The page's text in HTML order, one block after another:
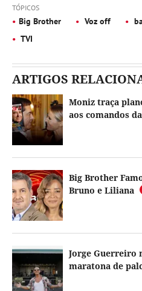
TÓPICOS
Big Brother Voz off
TVI
ARTIGOS
Moniz traça
aos comandos
Big Brother
Bruno e Liliana
Jorge Guerreiro
maratona de